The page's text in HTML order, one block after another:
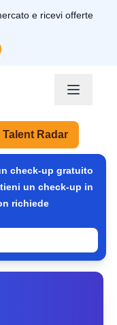
e ricevi offerte
Talent Radar
check-up gratuito
un check-up in
richiede